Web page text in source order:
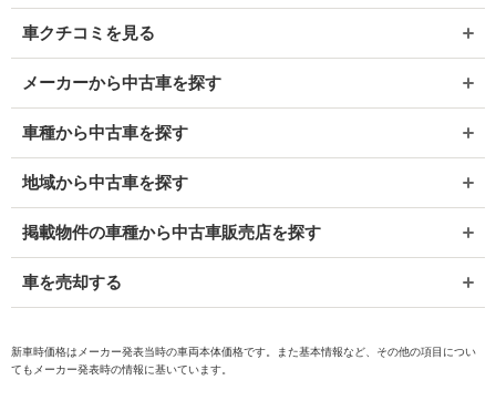
車クチコミを見る
メーカーから中古車を探す
車種から中古車を探す
地域から中古車を探す
掲載物件の車種から中古車販売店を探す
車を売却する
新車時価格はメーカー発表当時の車両本体価格です。また基本情報など、その他の項目につい
てもメーカー発表時の情報に基いています。